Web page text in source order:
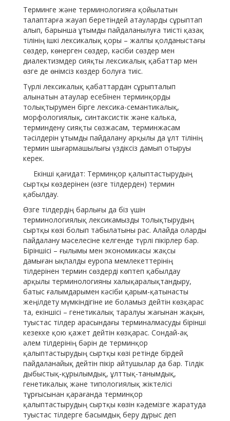
Терминге және терминологияға қойылатын
талаптарға жауап беретіндей атауларды сұрыптап
алып, барынша ұтымды пайдаланылуға тиісті қазақ
тілінің ішкі лексикалық қоры – жалпы қолданыстағы
сөздер, көнерген сөздер, кәсіби сөздер мен
диалектизмдер сияқты лексикалық қабаттар мен
өзге де өнімсіз көздер болуға тиіс.
Түрлі лексикалық қабаттардан сұрыпталып
алынатын атаулар есебінен терминқорды
толықтырумен бірге лексика-семантикалық,
морфологиялық, синтаксистік және калька,
терминдену сияқты сөзжасам, терминжасам
тәсілдерін ұтымды пайдалану арқылы да ұлт тілінің
термин шығармашылығы үздіксіз дамып отыруы
керек.
Екінші қағидат: Терминқор қалыптастырудың
сыртқы көздерінен (өзге тілдерден) термин
қабылдау.
Өзге тілдердің барлығы да біз үшін
терминологиялық лексикамызды толықтырудың
сыртқы көзі болып табылатыны рас. Алайда оларды
пайдалану мәселесіне келгенде түрлі пікірлер бар.
Біріншісі – ғылымы мен экономикасы жақсы
дамыған ықпалды еуропа мемлекеттерінің
тілдерінен термин сөздерді көптеп қабылдау
арқылы терминологияны халықаралықтандыру,
батыс ғалымдарымен кәсіби қарым-қатынасты
жеңілдету мүмкіндігіне ие боламыз дейтін көзқарас
та, екіншісі – генетикалық таралуы жағынан жақын,
туыстас тілдер арасындағы терминалмасуды бірінші
кезекке қою қажет дейтін көзқарас. Сондай-ақ
әлем тілдерінің бәрін де терминқор
қалыптастырудың сыртқы көзі ретінде бірдей
пайдаланайық дейтін пікір айтушылар да бар. Тілдік
дыбыстық-құрылымдық, ұлттық-танымдық,
генетикалық және типологиялық жіктелісі
тұрғысынан қарағанда терминқор
қалыптастырудың сыртқы көзін кәдемізге жаратуда
туыстас тілдерге басымдық беру дұрыс деп